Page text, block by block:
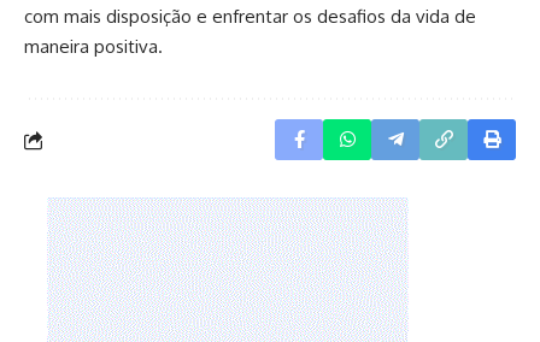
com mais disposição e enfrentar os desafios da vida de
maneira positiva.